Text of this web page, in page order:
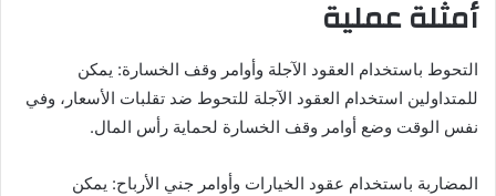
أمثلة عملية
التحوط باستخدام العقود الآجلة وأوامر وقف الخسارة: يمكن
للمتداولين استخدام العقود الآجلة للتحوط ضد تقلبات الأسعار، وفي
نفس الوقت وضع أوامر وقف الخسارة لحماية رأس المال.
المضاربة باستخدام عقود الخيارات وأوامر جني الأرباح: يمكن